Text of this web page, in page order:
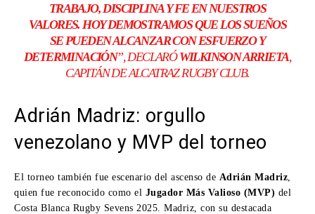
TRABAJO, DISCIPLINA Y FE EN NUESTROS
VALORES. HOY DEMOSTRAMOS QUE LOS SUEÑOS
SE PUEDEN ALCANZAR CON ESFUERZO Y
DETERMINACIÓN”, DECLARÓWILKINSON ARRIETA,
CAPITÁN DE ALCATRAZ RUGBY CLUB.
Adrián Madriz: orgullo
venezolano y MVP del torneo
El torneo también fue escenario del ascenso de Adrián Madriz
quien fue reconocido como el Jugador Más Valioso (MVP) del
Costa Blanca Rugby Sevens 2025. Madriz, con su destacada